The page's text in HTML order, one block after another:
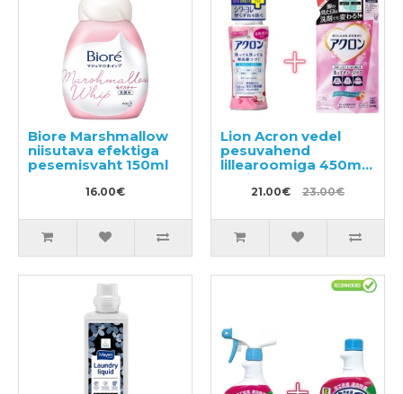
Biore Marshmallow
niisutava efektiga
pesemisvaht 150ml
16.00€
Lion Acron vedel
pesuvahend
lillearoomiga 450ml
+ täitepakend 400ml
21.00€ 23.00€